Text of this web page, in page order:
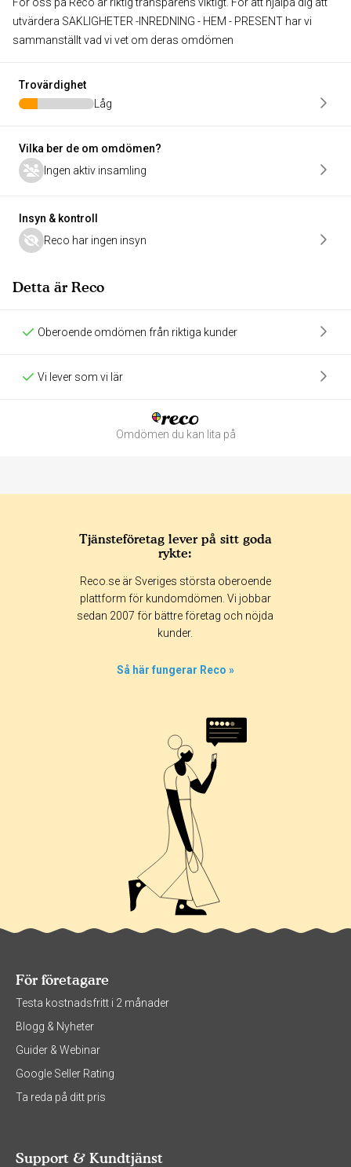
För oss på Reco är riktig transparens viktigt. För att hjälpa dig att
utvärdera SAKLIGHETER -INREDNING - HEM - PRESENT har vi
sammanställt vad vi vet om deras omdömen
Trovärdighet
Låg
Vilka ber de om omdömen?
Ingen aktiv insamling
Insyn & kontroll
Reco har ingen insyn
Detta är Reco
Oberoende omdömen från riktiga kunder
Vi lever som vi lär
Omdömen du kan lita på
Betyg & tidpunkt:
365 dagar 90 dagar
30 dagar
Tjänsteföretag lever på sitt goda
rykte:
Reco.se är Sveriges största oberoende
plattform för kundomdömen. Vi jobbar
sedan 2007 för bättre företag och nöjda
kunder.
Så här fungerar Reco »
För företagare
Testa kostnadsfritt i 2 månader
Blogg & Nyheter
Guider & Webinar
Google Seller Rating
Ta reda på ditt pris
Support & Kundtjänst